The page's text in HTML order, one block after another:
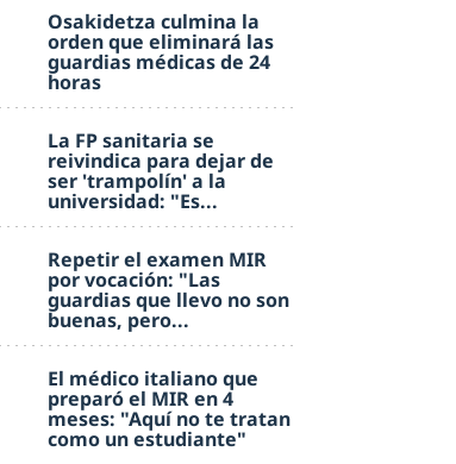
Osakidetza culmina la
orden que eliminará las
guardias médicas de 24
horas
La FP sanitaria se
reivindica para dejar de
ser 'trampolín' a la
universidad: "Es...
Repetir el examen MIR
por vocación: "Las
guardias que llevo no son
buenas, pero...
El médico italiano que
preparó el MIR en 4
meses: "Aquí no te tratan
como un estudiante"